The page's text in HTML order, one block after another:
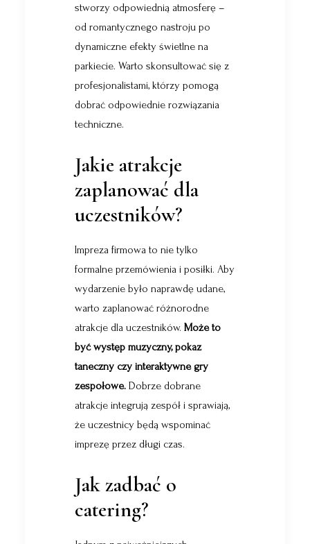
stworzy odpowiednią atmosferę –
od romantycznego nastroju po
dynamiczne efekty świetlne na
parkiecie. Warto skonsultować się z
profesjonalistami, którzy pomogą
dobrać odpowiednie rozwiązania
techniczne.
Jakie atrakcje
zaplanować dla
uczestników?
Impreza firmowa to nie tylko
formalne przemówienia i posiłki. Aby
wydarzenie było naprawdę udane,
warto zaplanować różnorodne
atrakcje dla uczestników. Może to
być występ muzyczny, pokaz
taneczny czy interaktywne gry
zespołowe. Dobrze dobrane
atrakcje integrują zespół i sprawiają,
że uczestnicy będą wspominać
imprezę przez długi czas.
Jak zadbać o
catering?